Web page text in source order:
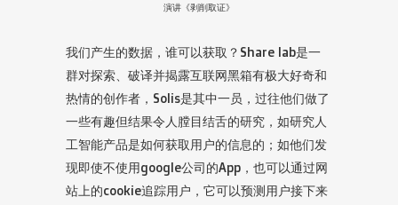
演讲《剥削取证》
我们产生的数据，谁可以获取？Share lab是一
群对探索、破译并揭露互联网黑箱有极大好奇和
热情的创作者，Solis是其中一员，过往他们做了
一些有趣但结果令人膛目结舌的研究，如研究人
工智能产品是如何获取用户的信息的；如他们发
现即使不使用google公司的App，也可以通过网
站上的cookie追踪用户，它可以预测用户接下来